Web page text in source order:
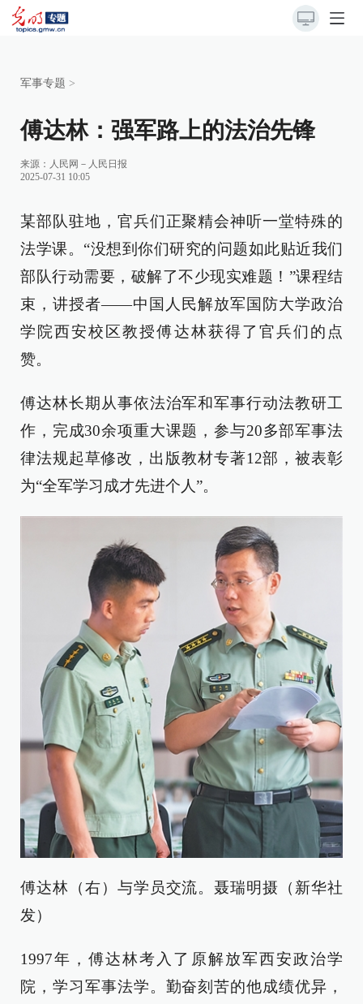
军事专题 >
傅达林：强军路上的法治先锋
来源： 人民网－人民日报
2025-07-31 10:05
某部队驻地，官兵们正聚精会神听一堂特殊的
法学课。“没想到你们研究的问题如此贴近我们
部队行动需要，破解了不少现实难题！”课程结
束，讲授者——中国人民解放军国防大学政治
学院西安校区教授傅达林获得了官兵们的点
赞。
傅达林长期从事依法治军和军事行动法教研工
作，完成30余项重大课题，参与20多部军事法
律法规起草修改，出版教材专著12部，被表彰
为“全军学习成才先进个人”。
傅达林（右）与学员交流。聂瑞明摄（新华社
发）
1997年，傅达林考入了原解放军西安政治学
院，学习军事法学。勤奋刻苦的他成绩优异，